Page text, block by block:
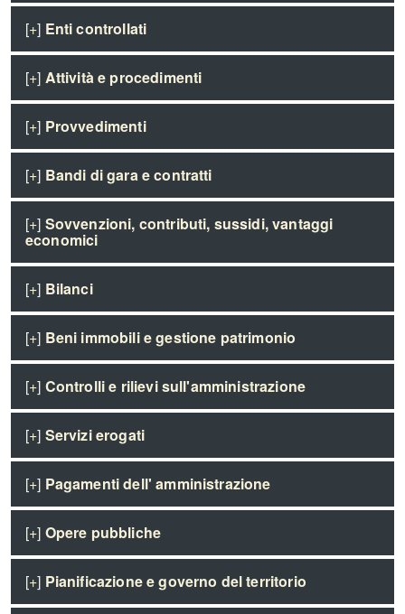
[+] Enti controllati
[+] Attività e procedimenti
[+] Provvedimenti
[+] Bandi di gara e contratti
[+] Sovvenzioni, contributi, sussidi, vantaggi
economici
[+] Bilanci
[+] Beni immobili e gestione patrimonio
[+] Controlli e rilievi sull'amministrazione
[+] Servizi erogati
[+] Pagamenti dell' amministrazione
[+] Opere pubbliche
[+] Pianificazione e governo del territorio